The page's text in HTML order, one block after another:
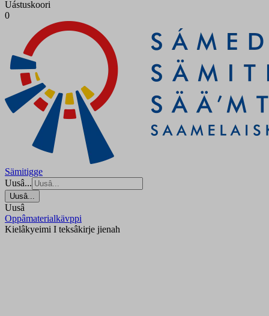
Uástuskoori
0
Sämitigge
Uusâ...
Uusâ...
Uusâ
Oppâmaterialkävppi
Kielâkyeimi I teksâkirje jienah